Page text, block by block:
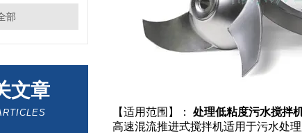
部
文章
【适用范围】： 处理低粘度污水搅拌
高速混流推进式搅拌机适用于污水处